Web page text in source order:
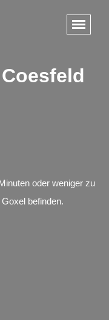
oder weniger zu
befinden.